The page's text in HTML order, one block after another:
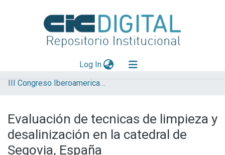
Log In(current)
Explorar
Aportar material
Statistics
III Congreso Iberoamericano y XI Jornada de Técnicas de Reparación y Conservación del Patrimonio
Evaluación de tecnicas de limpieza y
desalinización en la catedral de
Segovia, España